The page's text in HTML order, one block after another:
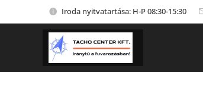
Iroda nyitvatartása: H-P 08:30-15:30